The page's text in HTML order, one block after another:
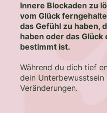
Innere Blockaden zu
vom Glück
das Gefühl zu haben,
haben oder das
bestimmt ist.
Während du dich tief
dein
Veränderungen.